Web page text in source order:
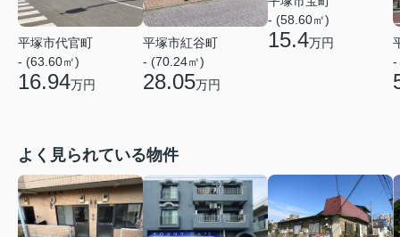
平塚市代官町
- (63.60㎡)
16.94万円
平塚市紅谷町
- (70.24㎡)
28.05万円
- (58.60㎡)
15.4万円
-
よく見られている物件